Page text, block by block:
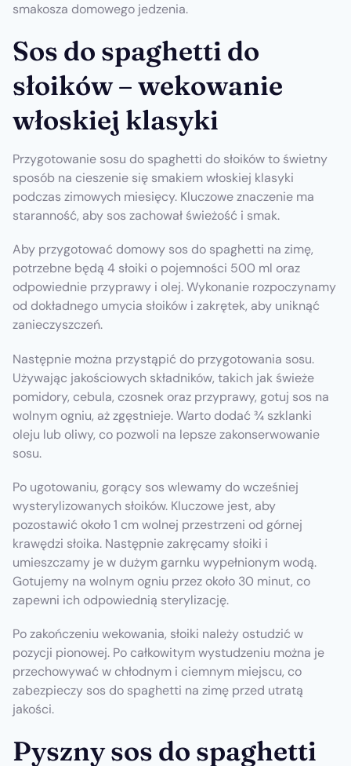
smakosza domowego jedzenia.
Sos do spaghetti do
słoików – wekowanie
włoskiej klasyki
Przygotowanie sosu do spaghetti do słoików to świetny
sposób na cieszenie się smakiem włoskiej klasyki
podczas zimowych miesięcy. Kluczowe znaczenie ma
staranność, aby sos zachował świeżość i smak.
Aby przygotować domowy sos do spaghetti na zimę,
potrzebne będą 4 słoiki o pojemności 500 ml oraz
odpowiednie przyprawy i olej. Wykonanie rozpoczynamy
od dokładnego umycia słoików i zakrętek, aby uniknąć
zanieczyszczeń.
Następnie można przystąpić do przygotowania sosu.
Używając jakościowych składników, takich jak świeże
pomidory, cebula, czosnek oraz przyprawy, gotuj sos na
wolnym ogniu, aż zgęstnieje. Warto dodać ¾ szklanki
oleju lub oliwy, co pozwoli na lepsze zakonserwowanie
sosu.
Po ugotowaniu, gorący sos wlewamy do wcześniej
wysterylizowanych słoików. Kluczowe jest, aby
pozostawić około 1 cm wolnej przestrzeni od górnej
krawędzi słoika. Następnie zakręcamy słoiki i
umieszczamy je w dużym garnku wypełnionym wodą.
Gotujemy na wolnym ogniu przez około 30 minut, co
zapewni ich odpowiednią sterylizację.
Po zakończeniu wekowania, słoiki należy ostudzić w
pozycji pionowej. Po całkowitym wystudzeniu można je
przechowywać w chłodnym i ciemnym miejscu, co
zabezpieczy sos do spaghetti na zimę przed utratą
jakości.
Pyszny sos do spaghetti